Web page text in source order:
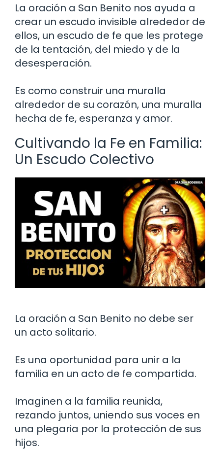
La oración a San Benito nos ayuda a
crear un escudo invisible alrededor de
ellos, un escudo de fe que les protege
de la tentación, del miedo y de la
desesperación.
Es como construir una muralla
alrededor de su corazón, una muralla
hecha de fe, esperanza y amor.
Cultivando la Fe en Familia:
Un Escudo Colectivo
La oración a San Benito no debe ser
un acto solitario.
Es una oportunidad para unir a la
familia en un acto de fe compartida.
Imaginen a la familia reunida,
rezando juntos, uniendo sus voces en
una plegaria por la protección de sus
hijos.